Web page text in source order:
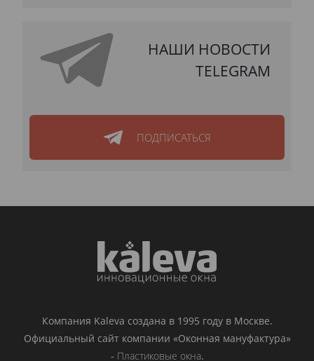
НАШИ НОВОСТИ
TELEGRAM
ПОДПИСАТЬСЯ
Компания Kaleva создана в 1995 году в Москве.
Официальный сайт компании «Оконная мануфактура»
- Пластиковые окна.